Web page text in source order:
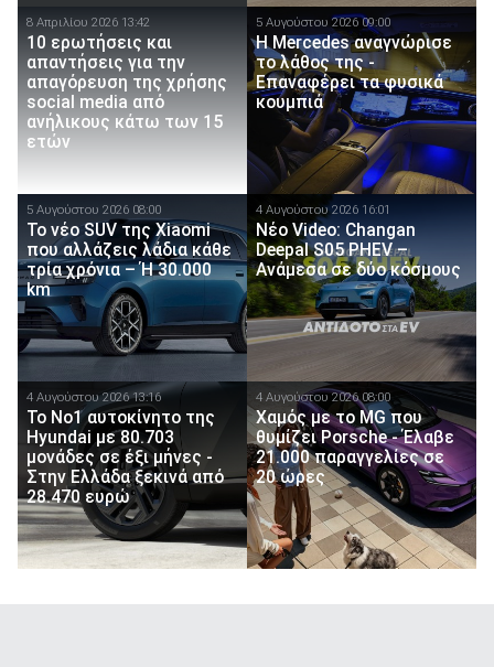
8 Απριλίου 2026 13:42
10 ερωτήσεις και
απαντήσεις για την
απαγόρευση της χρήσης
social media από
ανήλικους κάτω των 15
ετών
5 Αυγούστου 2026 09:00
Η Mercedes αναγνώρισε
το λάθος της -
Επαναφέρει τα φυσικά
κουμπιά
5 Αυγούστου 2026 08:00
Το νέο SUV της Xiaomi
που αλλάζεις λάδια κάθε
τρία χρόνια – Ή 30.000
km
4 Αυγούστου 2026 16:01
Νέο Video: Changan
Deepal S05 PHEV –
Ανάμεσα σε δύο κόσμους
4 Αυγούστου 2026 13:16
Το Νο1 αυτοκίνητο της
Hyundai με 80.703
μονάδες σε έξι μήνες -
Στην Ελλάδα ξεκινά από
28.470 ευρώ
4 Αυγούστου 2026 08:00
Χαμός με το MG που
θυμίζει Porsche - Έλαβε
21.000 παραγγελίες σε
20 ώρες